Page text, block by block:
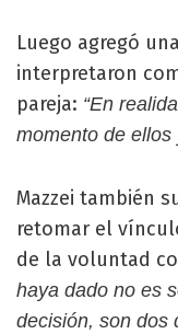
Luego agregó
interpretaron
pareja: “En
momento de ellos
Mazzei también
retomar el
de la voluntad
haya dado no es
decisión, son dos